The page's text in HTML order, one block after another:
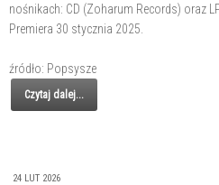
nośnikach: CD (Zoharum Records) oraz
Premiera 30 stycznia 2025.
źródło: Popsysze
Czytaj dalej...
24 LUT 2026